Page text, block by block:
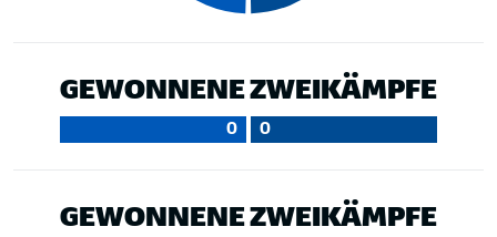
GEWONNENE ZWEIKÄMPFE
0 0
GEWONNENE ZWEIKÄMPFE